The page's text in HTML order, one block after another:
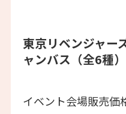
東京リベンジャ
ャンバス（全6種）
イベント会場販売価